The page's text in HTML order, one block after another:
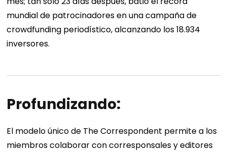
mundial de patrocinadores en una campaña de
crowdfunding periodístico, alcanzando los 18.934
inversores.
Profundizando:
El modelo único de The Correspondent permite a los
miembros colaborar con corresponsales y editores